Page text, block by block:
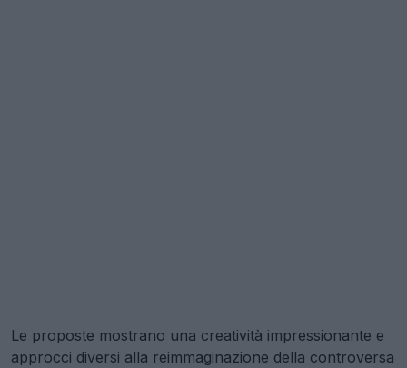
Le proposte mostrano una creatività impressionante e
approcci diversi alla reimmaginazione della controversa